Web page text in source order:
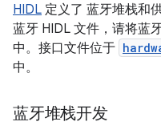
HIDL 定义了 蓝牙堆栈和
蓝牙 HIDL 文件，请将蓝
中。接口文件位于
中。
蓝牙堆栈开发